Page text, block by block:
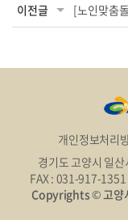
이전글
개인정보처리
경기도 고양시 일
FAX : 031-917-1351
Copyrights © 고양